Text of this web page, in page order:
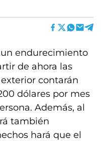
endurecimiento
de ahora las
contarán
dólares por mes
Además, al
también
hará que el